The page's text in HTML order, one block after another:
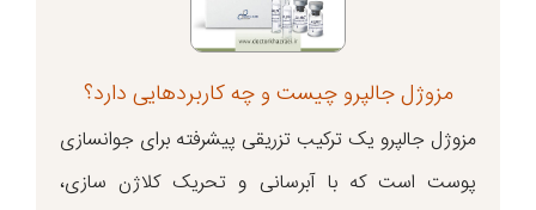
مزوژل جالپرو چیست و چه کاربردهایی دارد؟
مزوژل جالپرو یک ترکیب تزریقی پیشرفته برای جوانسازی
پوست است که با آبرسانی و تحریک کلاژن سازی،